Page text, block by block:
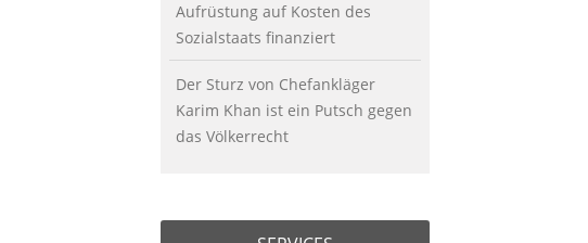
Aufrüstung auf Kosten des
Sozialstaats finanziert
Der Sturz von Chefankläger
Karim Khan ist ein Putsch gegen
das Völkerrecht